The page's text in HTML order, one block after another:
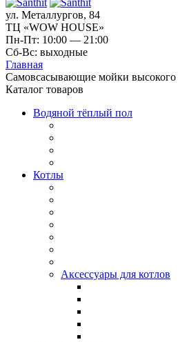
ул. Металлургов, 84
ТЦ «WOW HOUSE»
Пн-Пт: 10:00 — 21:00
Сб-Вс: выходные
Главная
Самовсасывающие мойки высокого
Каталог товаров
Водяной тёплый пол
Котлы
Аксессуары для котлов